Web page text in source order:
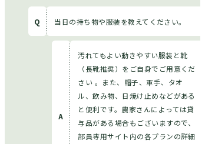
ANAアグリ部と
利用規約
当日の持ち物や服装を教えてください。
汚れてもよい動きやすい服装と靴
（長靴推奨）をご自身でご用意くだ
さい 。また、帽子、軍手、タオ
ル、飲み物、日焼け止めなどがある
と便利です。農家さんによっては貸
与品がある場合もございますので、
部員専用サイト内の各プランの詳細